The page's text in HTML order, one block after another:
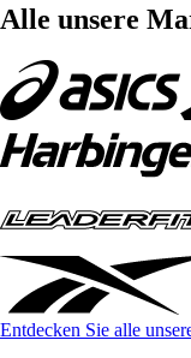
Alle unsere
Entdecken Sie alle